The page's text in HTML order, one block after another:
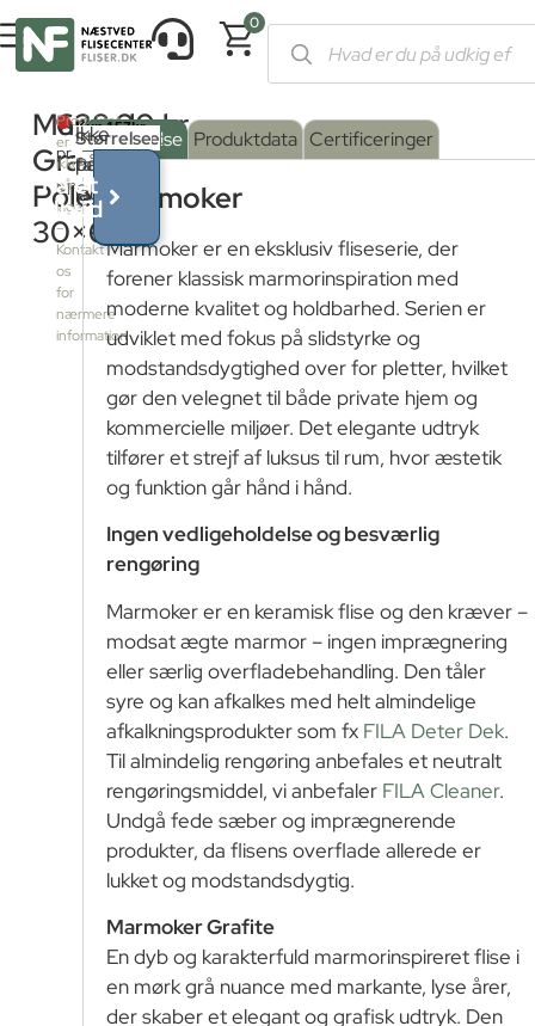
0
Forside/Shop/ Fliser og klinker
Marmoker
Grafite
Poleret
30×60
628,00kr.
pr.
M²
Produktet
er
ikke
på
lager
–
Kontakt
os
for
nærmere
information
Serie
farve
GRAFITE
Overflade:
Poleret
Blank
Mat
Poleret
Satin
Sleben
Størrelse
Ikke
på
lager
Få et
tilbud
Beskrivelse Produktdata Certificeringer
Marmoker
Marmoker er en eksklusiv fliseserie, der
forener klassisk marmorinspiration med
moderne kvalitet og holdbarhed. Serien er
udviklet med fokus på slidstyrke og
modstandsdygtighed over for pletter, hvilket
gør den velegnet til både private hjem og
kommercielle miljøer. Det elegante udtryk
tilfører et strejf af luksus til rum, hvor æstetik
og funktion går hånd i hånd.
Ingen vedligeholdelse og besværlig
rengøring
Marmoker er en keramisk flise og den kræver –
modsat ægte marmor – ingen imprægnering
eller særlig overfladebehandling. Den tåler
syre og kan afkalkes med helt almindelige
afkalkningsprodukter som fx FILA Deter Dek.
Til almindelig rengøring anbefales et neutralt
rengøringsmiddel, vi anbefaler FILA Cleaner.
Undgå fede sæber og imprægnerende
produkter, da flisens overflade allerede er
lukket og modstandsdygtig.
Marmoker Grafite
En dyb og karakterfuld marmorinspireret flise i
en mørk grå nuance med markante, lyse årer,
der skaber et elegant og grafisk udtryk. Den